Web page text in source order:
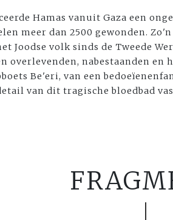
Hamas vanuit Gaza een
meer dan 2500 gewonden.
Joodse volk sinds de Tweede
overlevenden, nabestaanden en
Be'eri, van een
van dit tragische bloedbad